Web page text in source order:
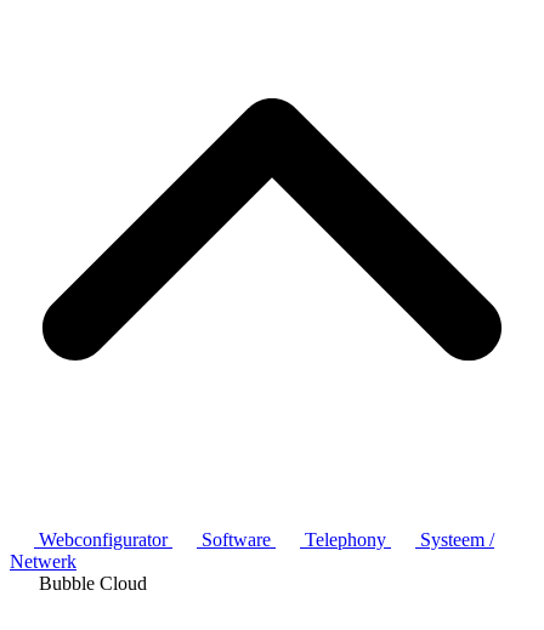
Webconfigurator Software Telephony
Systeem /
Netwerk
Bubble Cloud